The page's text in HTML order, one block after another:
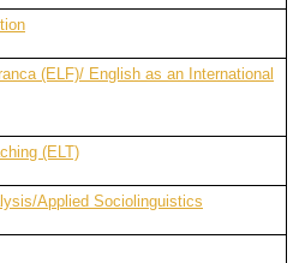
(ELF)/ English as an International
(ELT)
Applied Sociolinguistics